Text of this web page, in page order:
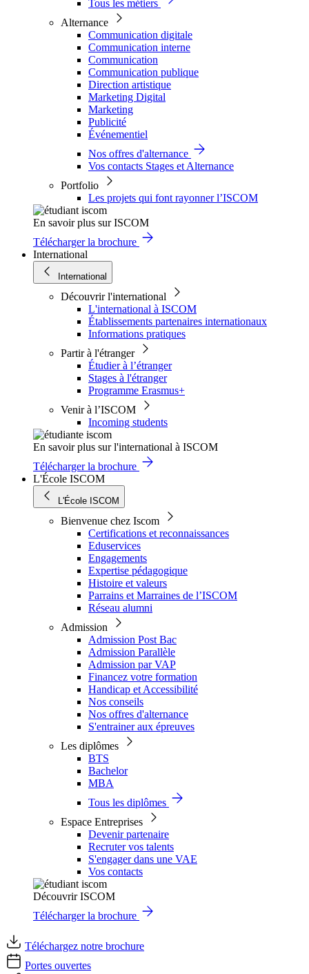
Tous les métiers
Alternance
Communication digitale
Communication interne
Communication
Communication publique
Direction artistique
Marketing Digital
Marketing
Publicité
Événementiel
Nos offres d'alternance
Vos contacts Stages et Alternance
Portfolio
Les projets qui font rayonner l’ISCOM
En savoir plus sur ISCOM
Télécharger la brochure
International
International
Découvrir l'international
L'international à ISCOM
Établissements partenaires internationaux
Informations pratiques
Partir à l'étranger
Étudier à l’étranger
Stages à l'étranger
Programme Erasmus+
Venir à l’ISCOM
Incoming students
En savoir plus sur l'international à ISCOM
Télécharger la brochure
L'École ISCOM
L'École ISCOM
Bienvenue chez Iscom
Certifications et reconnaissances
Eduservices
Engagements
Expertise pédagogique
Histoire et valeurs
Parrains et Marraines de l’ISCOM
Réseau alumni
Admission
Admission Post Bac
Admission Parallèle
Admission par VAP
Financez votre formation
Handicap et Accessibilité
Nos conseils
Nos offres d'alternance
S'entrainer aux épreuves
Les diplômes
BTS
Bachelor
MBA
Tous les diplômes
Espace Entreprises
Devenir partenaire
Recruter vos talents
S'engager dans une VAE
Vos contacts
Découvrir ISCOM
Télécharger la brochure
Téléchargez notre brochure
Portes ouvertes